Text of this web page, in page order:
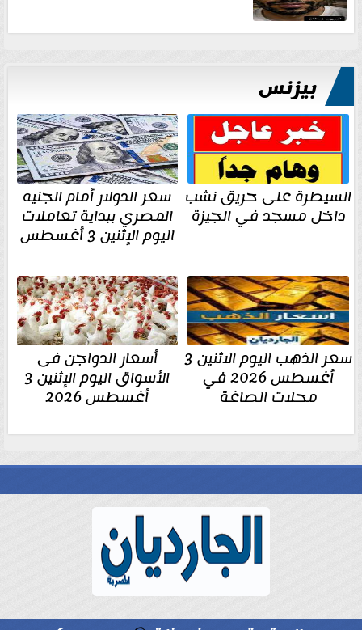
بيزنس
السيطرة على حريق نشب
داخل مسجد في الجيزة
سعر الدولار أمام الجنيه
المصري ببداية تعاملات
اليوم الإثنين 3 أغسطس
سعر الذهب اليوم الاثنين 3
أغسطس 2026 في
محلات الصاغة
أسعار الدواجن فى
الأسواق اليوم الإثنين 3
أغسطس 2026